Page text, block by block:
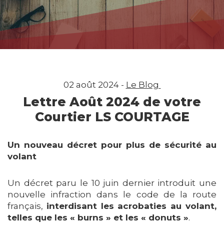
02 août 2024 - Le Blog
Lettre Août 2024 de votre
Courtier LS COURTAGE
Un nouveau décret pour plus de sécurité au
volant
Un décret paru le 10 juin dernier introduit une
nouvelle infraction dans le code de la route
français, interdisant les acrobaties au volant,
telles que les « burns » et les « donuts ».